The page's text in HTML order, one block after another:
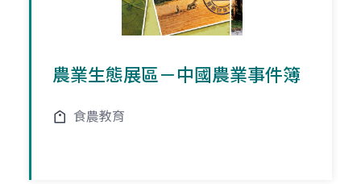
農業生態展區－中國農業事件簿
食農教育